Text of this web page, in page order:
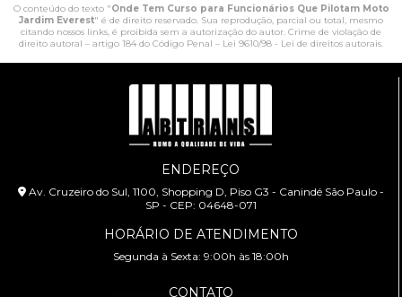
O conteúdo do texto "Onde Tem Curso para Funcionários Que Pilotam Moto
Jardim Everest" é de direito reservado. Sua reprodução, parcial ou total, mesmo
citando nossos links, é proibida sem a autorização do autor. Crime de violação de
direito autoral – artigo 184 do Código Penal – Lei 9610/98 - Lei de direitos autorais.
ENDEREÇO
Av. Cruzeiro do Sul, 1100, Shopping D, Piso G3 - Canindé São Paulo -
SP - CEP: 04648-071
HORÁRIO DE ATENDIMENTO
Segunda à Sexta: 9:00h às 18:00h
CONTATO